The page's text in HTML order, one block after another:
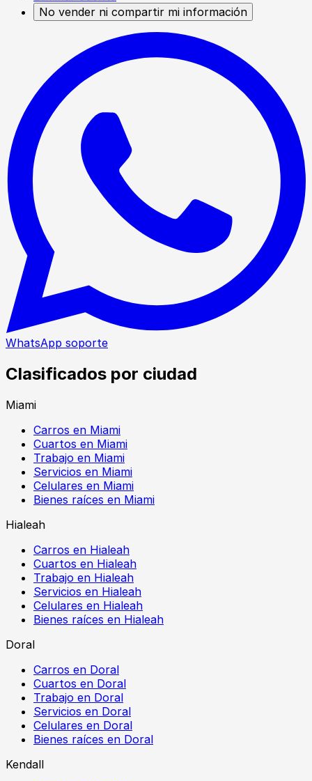
No vender ni compartir mi información
WhatsApp soporte
Clasificados por ciudad
Miami
Carros en Miami
Cuartos en Miami
Trabajo en Miami
Servicios en Miami
Celulares en Miami
Bienes raíces en Miami
Hialeah
Carros en Hialeah
Cuartos en Hialeah
Trabajo en Hialeah
Servicios en Hialeah
Celulares en Hialeah
Bienes raíces en Hialeah
Doral
Carros en Doral
Cuartos en Doral
Trabajo en Doral
Servicios en Doral
Celulares en Doral
Bienes raíces en Doral
Kendall